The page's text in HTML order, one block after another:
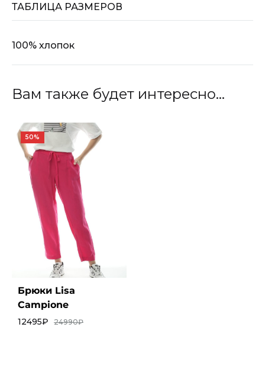
ТАБЛИЦА РАЗМЕРОВ
100% хлопок
Вам также будет интересно…
50%
Брюки Lisa
Campione
12495₽ 24990₽